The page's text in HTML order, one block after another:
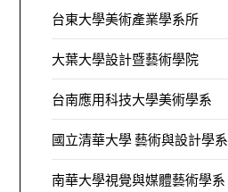
台東大學美術產業學系所
大葉大學設計暨藝術學院
台南應用科技大學美術學系
國立清華大學 藝術與設計學系
南華大學視覺與媒體藝術學系